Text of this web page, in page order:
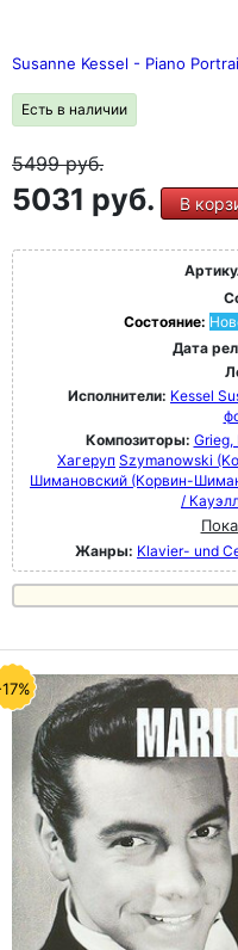
Susanne Kessel - Piano
Есть в наличии
5499руб.
5031 руб. В
Состояние:
Дата
Исполнители: Kessel
Композиторы: Grieg,
Хагеруп Szymanowski
Шимановский (Корвин-
/
Жанры: Klavier- und